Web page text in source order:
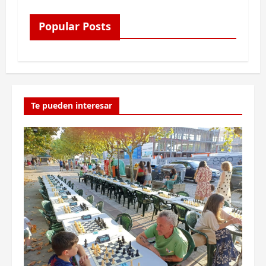
Popular Posts
Te pueden interesar